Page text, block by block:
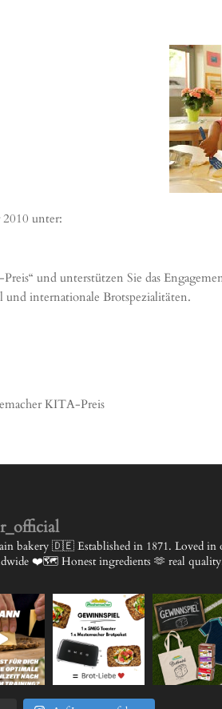
2010 unter:
und unterstützen Sie das
internationale Brotspezialitäten.
KITA-Preis
bakery 🇩🇪 Established in 1871. Loved in
❤️🗺️ Honest ingredients 🫶 real